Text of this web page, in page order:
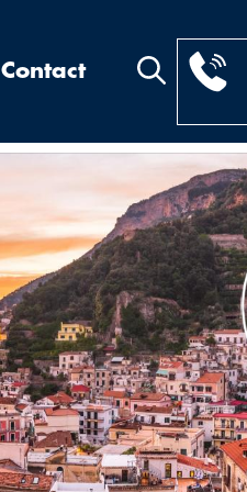
Contact